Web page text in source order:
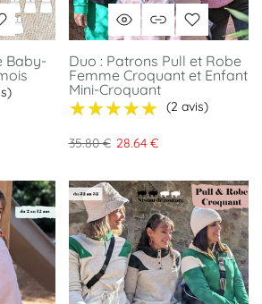
Baby-
Duo : Patrons Pull et Robe
Femme Croquant et Enfant
Mini-Croquant
★★★★★
★★★★★ (2 avis)
35.80 € 28.64 €